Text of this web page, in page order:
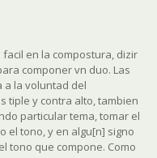
en la compostura, dizir
componer vn duo. Las
a la voluntad del
tiple y contra alto, tambien
particular tema, tomar el
el tono, y en algu[n] signo
tono que compone. Como